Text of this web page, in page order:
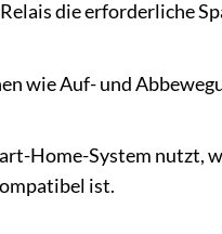
die erforderliche
wie Auf- und
Home-System nutzt,
ist.